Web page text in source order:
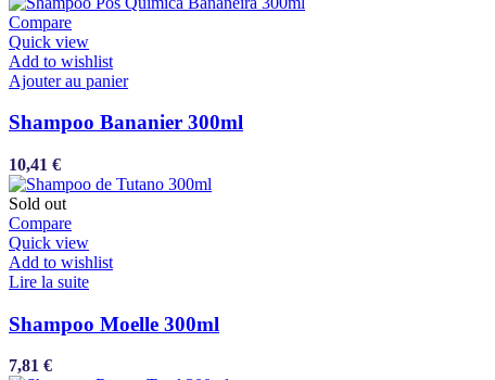
Compare
Quick view
Add to wishlist
Ajouter au panier
Shampoo Bananier 300ml
10,41 €
Sold out
Compare
Quick view
Add to wishlist
Lire la suite
Shampoo Moelle 300ml
7,81 €